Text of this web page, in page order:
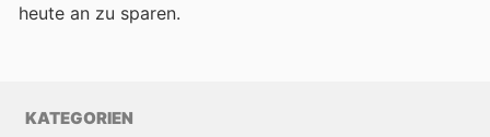
heute an zu sparen.
KATEGORIEN